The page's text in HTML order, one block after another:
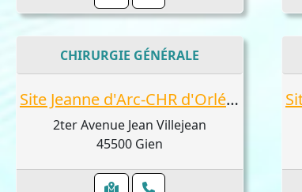
CHIRURGIE GÉNÉRALE
Site Jeanne d'Arc-CHR d'Orléans : Sabry Hosam
2ter Avenue Jean Villejean
45500 Gien